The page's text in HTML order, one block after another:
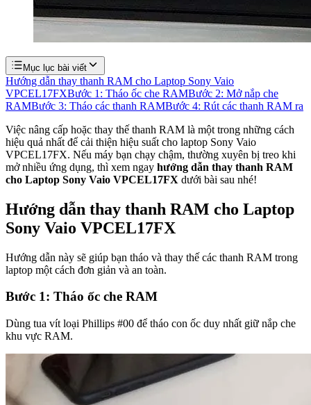
Mục lục bài viết
Hướng dẫn thay thanh RAM cho Laptop Sony Vaio
VPCEL17FXBước 1: Tháo ốc che RAMBước 2: Mở nắp che
RAMBước 3: Tháo các thanh RAMBước 4: Rút các thanh RAM ra
Việc nâng cấp hoặc thay thế thanh RAM là một trong những cách
hiệu quả nhất để cải thiện hiệu suất cho laptop Sony Vaio
VPCEL17FX. Nếu máy bạn chạy chậm, thường xuyên bị treo khi
mở nhiều ứng dụng, thì xem ngay hướng dẫn thay thanh RAM
cho Laptop Sony Vaio VPCEL17FX dưới bài sau nhé!
Hướng dẫn thay thanh RAM cho Laptop
Sony Vaio VPCEL17FX
Hướng dẫn này sẽ giúp bạn tháo và thay thế các thanh RAM trong
laptop một cách đơn giản và an toàn.
Bước 1: Tháo ốc che RAM
Dùng tua vít loại Phillips #00 để tháo con ốc duy nhất giữ nắp che
khu vực RAM.